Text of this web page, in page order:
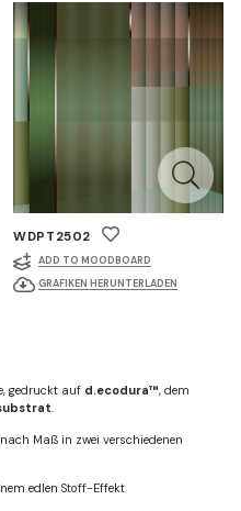
WDPT2502
ADD TO MOODBOARD
GRAFIKEN HERUNTERLADEN
gedruckt auf d.ecodura™, dem
.
Maß in zwei verschiedenen
edlen Stoff-Effekt